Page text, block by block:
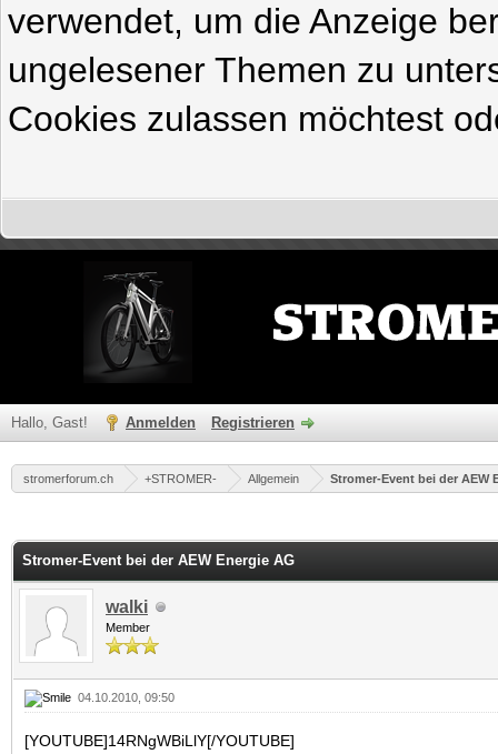
verwendet, um die Anzeige
ungelesener Themen zu
Cookies zulassen möchtest
Hallo, Gast! Anmelden Registrieren
stromerforum.ch +STROMER- Allgemein Stromer-Event bei der AEW
Stromer-Event bei der AEW Energie AG
walki
Member
04.10.2010, 09:50
[YOUTUBE]14RNgWBiLlY[/YOUTUBE]